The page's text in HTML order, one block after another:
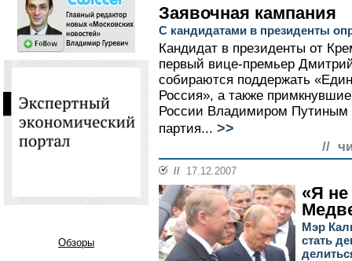
Обзоры
Заявочная кампания
С кандидатами в президенты
Кандидат в президенты от
первый вице-премьер
собираются поддержать
Россия», а также
России Владимиром Путиным
партия... >>
//
// 17.12.2007
«Я не
Мэр
стать